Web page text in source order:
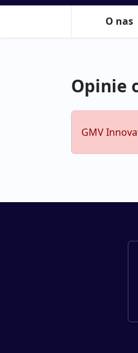
O nas
Opinie
GMV